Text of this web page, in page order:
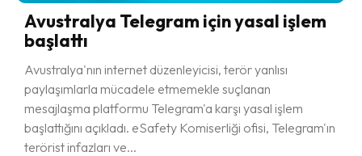
Avustralya Telegram için yasal işlem
başlattı
Avustralya'nın internet düzenleyicisi, terör yanlısı
paylaşımlarla mücadele etmemekle suçlanan
mesajlaşma platformu Telegram'a karşı yasal işlem
başlattığını açıkladı. eSafety Komiserliği ofisi, Telegram'ın
terörist infazları ve...